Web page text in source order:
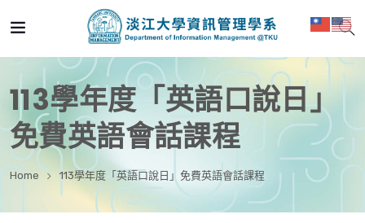
113學年度「英語口說日」
免費英語會話課程
Home 113學年度「英語口說日」免費英語會話課程